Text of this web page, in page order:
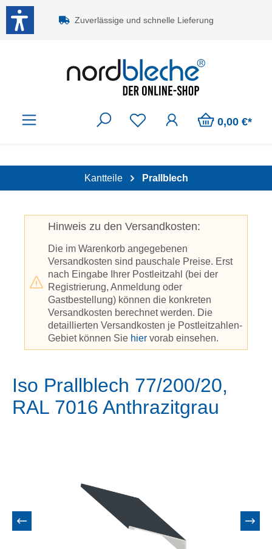
Zum Hauptinhalt springen
Zuverlässige und schnelle Lieferung
0,00 €*
Kantteile Prallblech
Hinweis zu den Versandkosten:
Die im Warenkorb angegebenen
Versandkosten sind pauschale Preise. Erst
nach Eingabe Ihrer Postleitzahl (bei der
Registrierung, Anmeldung oder
Gastbestellung) können die konkreten
Versandkosten berechnet werden. Die
detaillierten Versandkosten je Postleitzahlen-
Gebiet können Sie hier vorab einsehen.
Iso Prallblech 77/200/20,
RAL 7016 Anthrazitgrau